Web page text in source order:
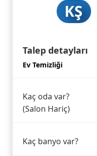
KŞ
Talep detayları
Ev Temizliği
Kaç oda var?
(Salon Hariç)
Kaç banyo var?